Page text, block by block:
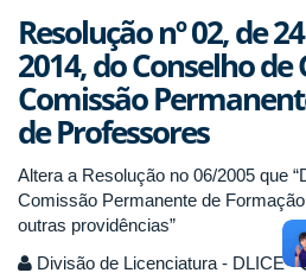
Resolução nº 02, de
2014, do Conselho de
Comissão
de Professores
Altera a Resolução no 06/2005 que
Comissão Permanente de
outras providências”
Divisão de Licenciatura - DLICE -